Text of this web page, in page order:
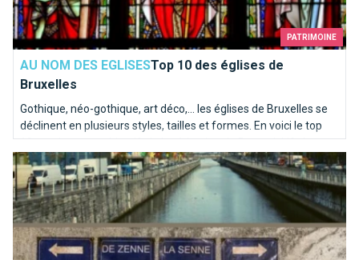
PATRIMOINE
AU NOM DES EGLISESTop 10 des églises de
Bruxelles
Gothique, néo-gothique, art déco,... les églises de Bruxelles se
déclinent en plusieurs styles, tailles et formes. En voici le top
10, totalement subjectif, de la rédaction de BrusselsLife.be
La Senne coule dans nos veines